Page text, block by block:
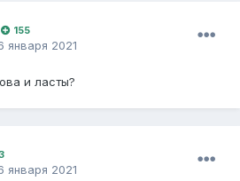
155
января 2021
и ласты?
января 2021